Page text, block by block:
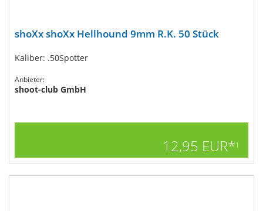
shoXx shoXx Hellhound 9mm R.K. 50 Stück
Kaliber: .50Spotter
Anbieter:
shoot-club GmbH
12,95 EUR*1